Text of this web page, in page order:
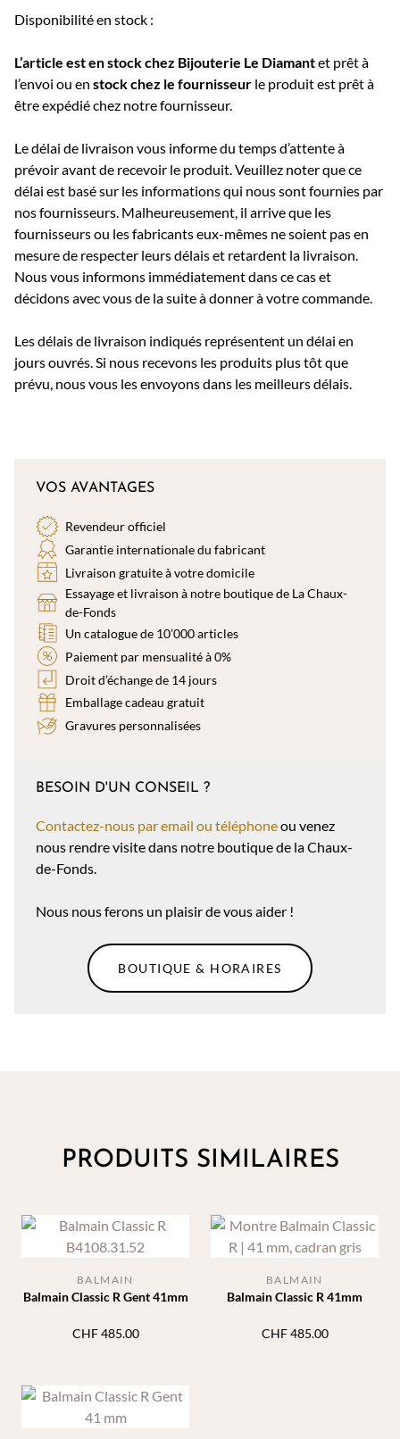
Disponibilité en stock :
L’article est en stock chez Bijouterie Le Diamantet prêt à
l’envoi ou en stock chez le fournisseur le produit est prêt à
être expédié chez notre fournisseur.
Le délai de livraison vous informe du temps d’attente à
prévoir avant de recevoir le produit. Veuillez noter que ce
délai est basé sur les informations qui nous sont fournies par
nos fournisseurs. Malheureusement, il arrive que les
fournisseurs ou les fabricants eux-mêmes ne soient pas en
mesure de respecter leurs délais et retardent la livraison.
Nous vous informons immédiatement dans ce cas et
décidons avec vous de la suite à donner à votre commande.
Les délais de livraison indiqués représentent un délai en
jours ouvrés. Si nous recevons les produits plus tôt que
prévu, nous vous les envoyons dans les meilleurs délais.
VOS AVANTAGES
Revendeur officiel
Garantie internationale du fabricant
Livraison gratuite à votre domicile
Essayage et livraison à notre boutique de La Chaux-
de-Fonds
Un catalogue de 10’000 articles
Paiement par mensualité à 0%
Droit d’échange de 14 jours
Emballage cadeau gratuit
Gravures personnalisées
BESOIN D'UN CONSEIL ?
Contactez-nous par email ou téléphoneou venez
nous rendre visite dans notre boutique de la Chaux-
de-Fonds.
Nous nous ferons un plaisir de vous aider !
BOUTIQUE & HORAIRES
PRODUITS SIMILAIRES
Balmain Classic R Gent 41mm
BALMAIN
CHF485.00
Balmain Classic R 41mm
BALMAIN
CHF485.00